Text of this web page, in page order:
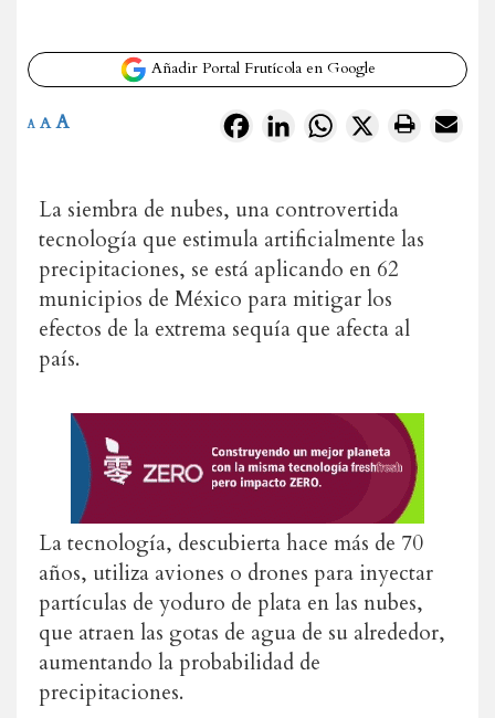
Añadir Portal Frutícola en Google
FacebookLinkedInWhatsApp
X
A A A
La siembra de nubes, una controvertida
tecnología que estimula artificialmente las
precipitaciones, se está aplicando en 62
municipios de México para mitigar los
efectos de la extrema sequía que afecta al
país.
La tecnología, descubierta hace más de 70
años, utiliza aviones o drones para inyectar
partículas de yoduro de plata en las nubes,
que atraen las gotas de agua de su alrededor,
aumentando la probabilidad de
precipitaciones.